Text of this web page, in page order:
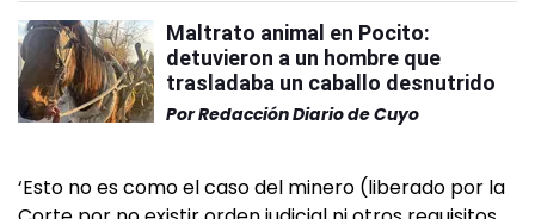
Maltrato animal en Pocito:
detuvieron a un hombre que
trasladaba un caballo desnutrido
PorRedacción Diario de Cuyo
‘Esto no es como el caso del minero (liberado por la